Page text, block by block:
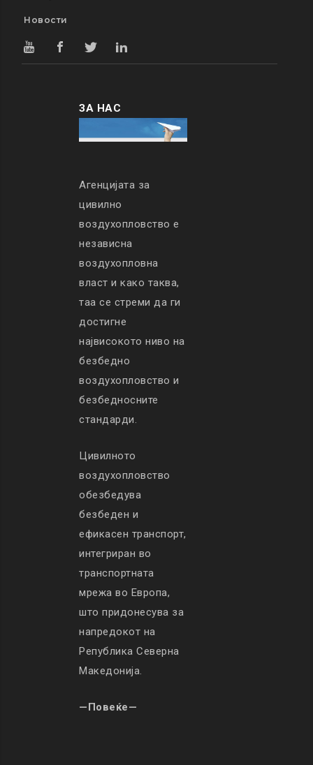
Новости
ЗА НАС
Агенцијата за
цивилно
воздухопловство е
независна
воздухопловна
власт и како таква,
таа се стреми да ги
достигне
највисокото ниво на
безбедно
воздухопловство и
безбедносните
стандарди.
Цивилното
воздухопловство
обезбедува
безбеден и
ефикасен транспорт,
интегриран во
транспортната
мрежа во Европа,
што придонесува за
напредокот на
Република Северна
Македонија.
—Повеќе—